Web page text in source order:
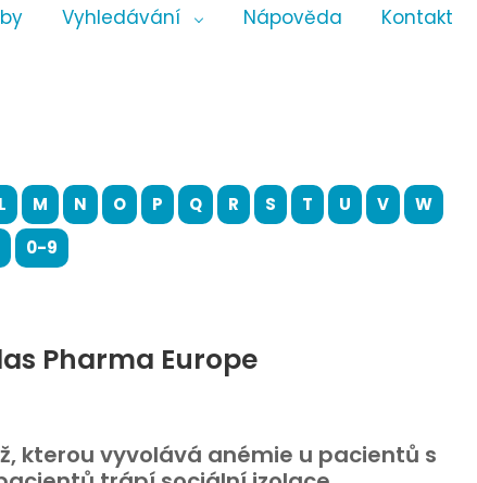
Vyhledávání Nápověda Kontakt
L M N O P Q R S T U V
W
0-9
Pharma Europe
kterou vyvolává anémie u pacientů s